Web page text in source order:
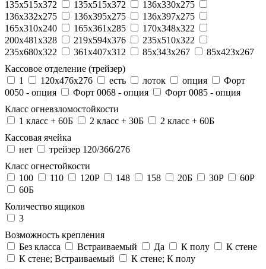
135x515x372
135х515х372
136x330x275
136x332x275
136x395x275
136x397x275
165x310x240
165x361x285
170x348x322
200x481x328
219x594x376
235x510x322
235x680x322
361x407x312 85x343x267
85x423x267
Кассовое отделение (трейзер)
1
120х476х276 есть лоток опция
Форт
0050 - опция
Форт 0068 - опция
Форт 0085 - опция
Класс огневзломостойкости
1 класс + 60Б
2 класс + 30Б
2 класс + 60Б
Кассовая ячейка
нет
трейзер 120/366/276
Класс огнестойкости
100
110 120P 148 158 20Б 30P
60P
60Б
Количество ящиков
3
Возможность крепления
Без класса
Встраиваемый Да К полу
К стене
К стене; Встраиваемый
К стене; К полу